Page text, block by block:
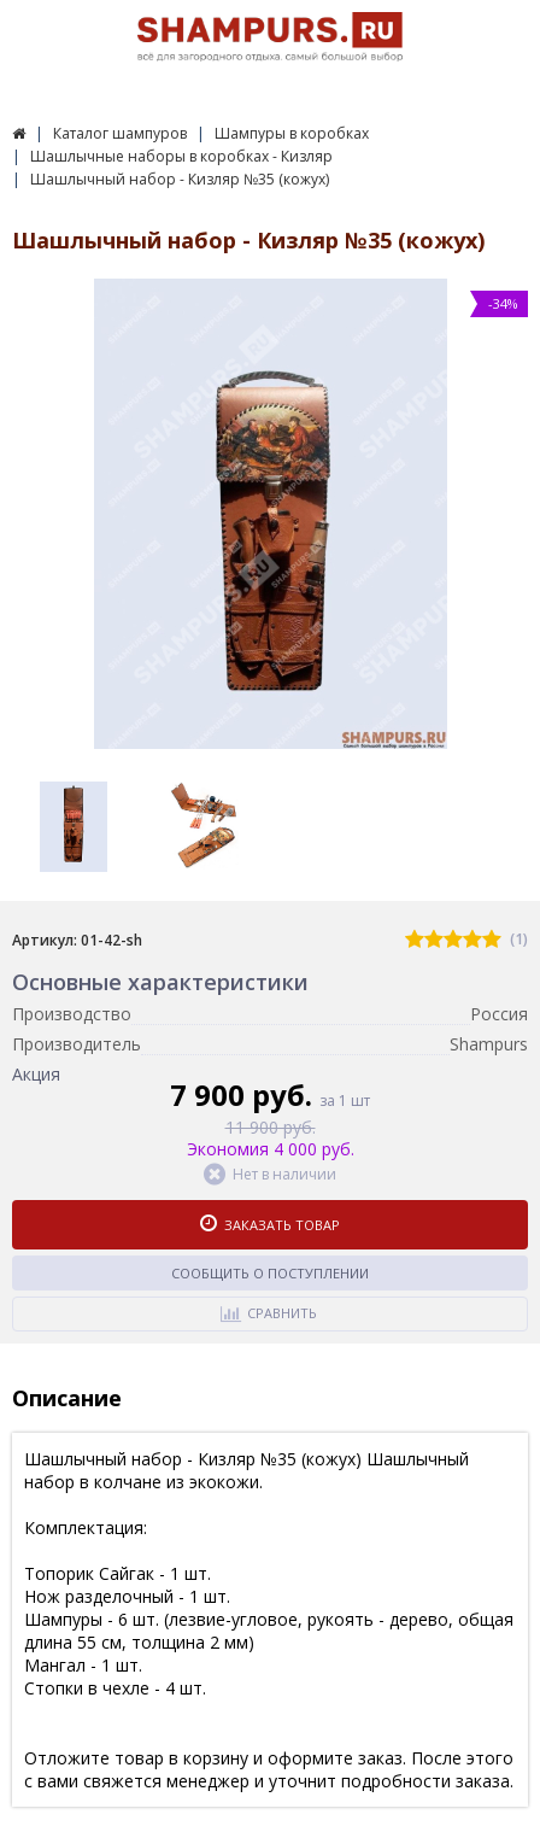
Каталог шампуров
Шампуры в коробках
Шашлычные наборы в коробках - Кизляр
Шашлычный набор - Кизляр №35 (кожух)
Шашлычный набор - Кизляр №35 (кожух)
-34%
Артикул: 01-42-sh (1)
Основные характеристики
Производство
Россия
Производитель
Shampurs
Акция
7 900 руб. за 1 шт
11 900 руб.
Экономия 4 000 руб.
Нет в наличии
ЗАКАЗАТЬ ТОВАР
СООБЩИТЬ О ПОСТУПЛЕНИИ
СРАВНИТЬ
Описание
Шашлычный набор - Кизляр №35 (кожух) Шашлычный
набор в колчане из экокожи.
Комплектация:
Топорик Сайгак - 1 шт.
Нож разделочный - 1 шт.
Шампуры - 6 шт. (лезвие-угловое, рукоять - дерево, общая
длина 55 см, толщина 2 мм)
Мангал - 1 шт.
Стопки в чехле - 4 шт.
Отложите товар в корзину и оформите заказ. После этого
с вами свяжется менеджер и уточнит подробности заказа.